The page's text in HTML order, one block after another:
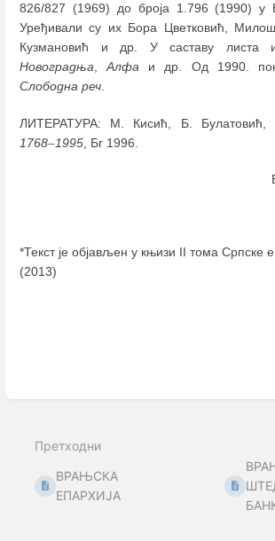
826/827 (1969) до броја 1.796 (1990) у
Уређивали су их Бора Цветковић,
Кузмановић и др. У саставу листа
Новоградња,Алфа и др. Од 1990.
Слободна реч.
ЛИТЕРАТУРА: М. Кисић, Б. Булатовић,
1768–1995 , Бг 1996.
*Текст је објављен у књизи II тома Српске
(2013)
Претходни
ВРАЊСКА
ЕПАРХИЈА